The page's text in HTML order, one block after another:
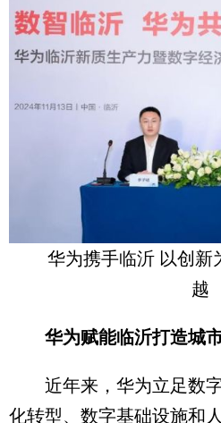
华为携手临沂 以创新
越
华为赋能临沂打造城市
近年来，华为立足数字
化转型、数字基础设施和